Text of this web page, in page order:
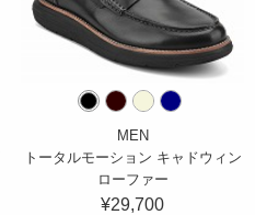
MEN
トータルモーション キャドウィン
ローファー
¥29,700